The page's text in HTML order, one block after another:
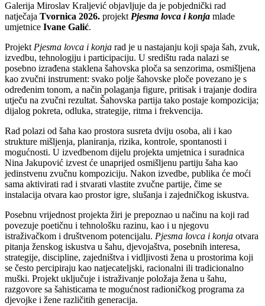
Galerija Miroslav Kraljević objavljuje da je pobjednički rad
natječaja Tvornica 2026. projektPjesma lovca i konja mlade
umjetnice Ivane Galić.
ProjektPjesma lovca i konja rad je u nastajanju koji spaja šah, zvuk,
izvedbu, tehnologiju i participaciju. U središtu rada nalazi se
posebno izrađena staklena šahovska ploča sa senzorima, osmišljena
kao zvučni instrument: svako polje šahovske ploče povezano je s
određenim tonom, a način polaganja figure, pritisak i trajanje dodira
utječu na zvučni rezultat. Šahovska partija tako postaje kompozicija;
dijalog pokreta, odluka, strategije, ritma i frekvencija.
Rad polazi od šaha kao prostora susreta dviju osoba, ali i kao
strukture mišljenja, planiranja, rizika, kontrole, spontanosti i
mogućnosti. U izvedbenom dijelu projekta umjetnica i suradnica
Nina Jakupović izvest će unaprijed osmišljenu partiju šaha kao
jedinstvenu zvučnu kompoziciju. Nakon izvedbe, publika će moći
sama aktivirati rad i stvarati vlastite zvučne partije, čime se
instalacija otvara kao prostor igre, slušanja i zajedničkog iskustva.
Posebnu vrijednost projekta žiri je prepoznao u načinu na koji rad
povezuje poetičnu i tehnološku razinu, kao i u njegovu
istraživačkom i društvenom potencijalu. Pjesma lovca i konja otvara
pitanja ženskog iskustva u šahu, djevojaštva, posebnih interesa,
strategije, discipline, zajedništva i vidljivosti žena u prostorima koji
se često percipiraju kao natjecateljski, racionalni ili tradicionalno
muški. Projekt uključuje i istraživanje položaja žena u šahu,
razgovore sa šahisticama te mogućnost radioničkog programa za
djevojke i žene različitih generacija.